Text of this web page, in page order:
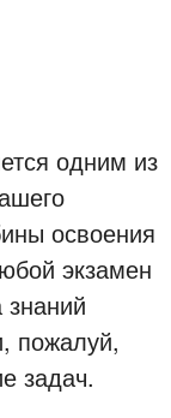
одним из
освоения
экзамен
пожалуй,
задач.